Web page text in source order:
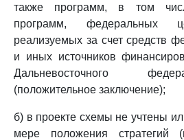
также программ, в том
программ, федеральных
реализуемых за счет средств
и иных источников
Дальневосточного
(положительное заключение);
б) в проекте схемы не учтены
мере положения стратегий